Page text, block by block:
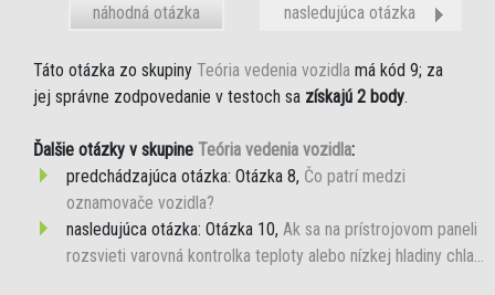
nasledujúca otázka
náhodná otázka
Táto otázka zo skupiny Teória vedenia vozidla má kód 9; za
jej správne zodpovedanie v testoch sa získajú 2 body.
Ďalšie otázky v skupine Teória vedenia vozidla:
predchádzajúca otázka: Otázka 8, Čo patrí medzi
oznamovače vozidla?
nasledujúca otázka: Otázka 10, Ak sa na prístrojovom paneli
rozsvieti varovná kontrolka teploty alebo nízkej hladiny chla...